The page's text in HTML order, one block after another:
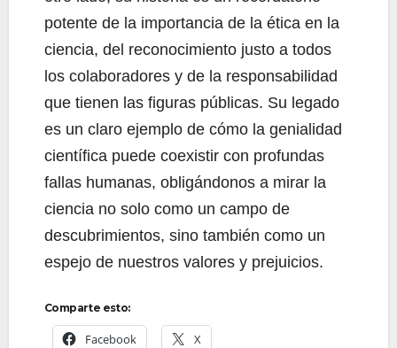
potente de la importancia de la ética en la
ciencia, del reconocimiento justo a todos
los colaboradores y de la responsabilidad
que tienen las figuras públicas. Su legado
es un claro ejemplo de cómo la genialidad
científica puede coexistir con profundas
fallas humanas, obligándonos a mirar la
ciencia no solo como un campo de
descubrimientos, sino también como un
espejo de nuestros valores y prejuicios.
Comparte esto:
Facebook X